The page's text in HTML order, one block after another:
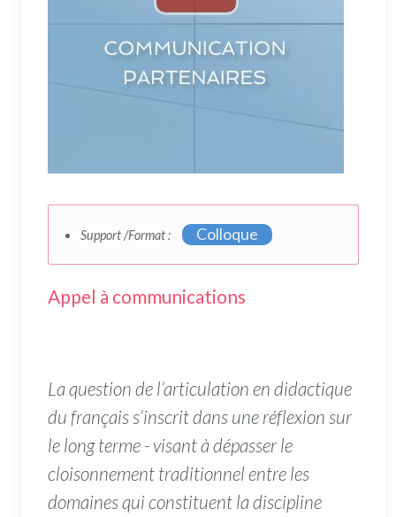
Support /Format : Colloque
Appel à communications
La question de l’articulation en didactique
du français s’inscrit dans une réflexion sur
le long terme - visant à dépasser le
cloisonnement traditionnel entre les
domaines qui constituent la discipline